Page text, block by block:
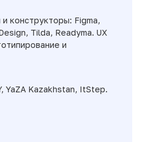
конструкторы: Figma,
Tilda, Readyma. UX
и
YaZA Kazakhstan, ItStep.